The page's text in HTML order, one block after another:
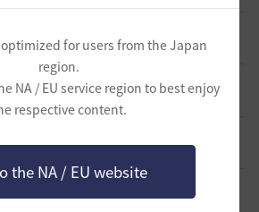
for users from the Japan
region.
NA / EU service region to best enjoy
respective content.
the NA / EU website
飛鳥雨音 2026.07.24
サレスの無敵踊りについて
無敵で踊り狂う女 2026.07.23